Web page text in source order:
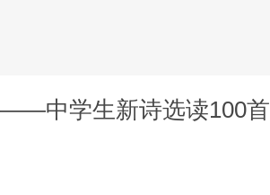
中学生新诗选读100首